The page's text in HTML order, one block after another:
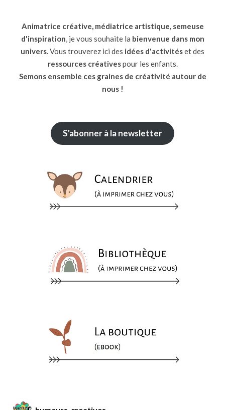
Animatrice créative, médiatrice artistique, semeuse
d'inspiration, je vous souhaite la bienvenue dans mon
univers. Vous trouverez ici des idées d'activitéset des
ressources créativespour les enfants.
Semons ensemble ces graines de créativité autour de
nous !
S'abonner à la newsletter